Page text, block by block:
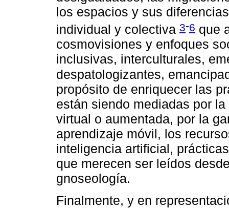
los espacios y sus
individual y colectiva 3-6 que
cosmovisiones y enfoques
inclusivas, interculturales,
despatologizantes,
propósito de enriquecer las
están siendo mediadas por
virtual o aumentada, por la
aprendizaje móvil, los
inteligencia artificial,
que merecen ser leídos
gnoseología.
Finalmente, y en